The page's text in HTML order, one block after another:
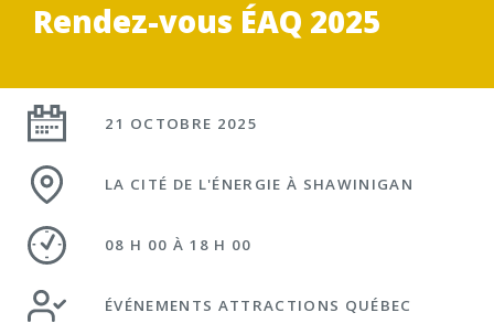
Rendez-vous ÉAQ 2025
21 OCTOBRE 2025
LA CITÉ DE L'ÉNERGIE À SHAWINIGAN
08 H 00 À 18 H 00
ÉVÉNEMENTS ATTRACTIONS QUÉBEC